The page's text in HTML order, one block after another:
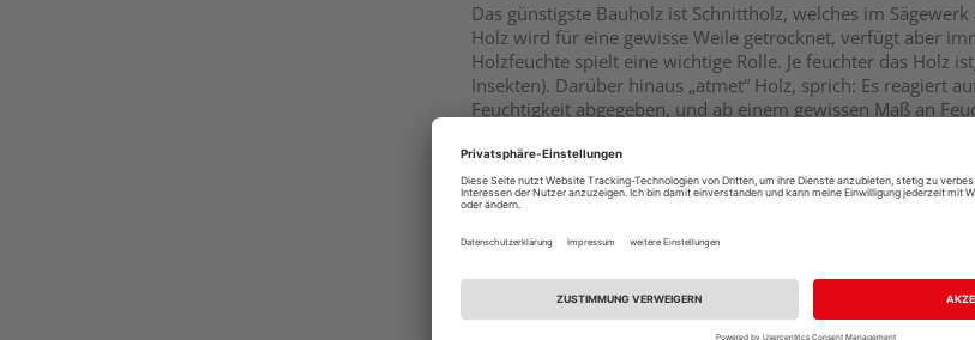
Das günstigste Bauholz ist Schnittholz, welches im
Holz wird für eine gewisse Weile getrocknet, verfügt aber
Holzfeuchte spielt eine wichtige Rolle. Je feuchter das Holz
Insekten). Darüber hinaus „atmet“ Holz, sprich: Es reagiert
Feuchtigkeit abgegeben, und ab einem gewissen Maß an
Resultat: Das Holz schwindet, eventuell verzieht es sich
Fugenbildung kann das Ergebnis sein. Aus diesem Grund
Umgebungsklima anzupassen, bevor man sie verarbeitet.
als draußen. Ergo ist im Innenbereich ein besser
exakter und präziser die Verarbeitung sein muss, desto
passende Holzfeuchte! Auf Konstruktionsseite ist es
des Holzes zu erlauben, zum Beispiel bei einerHolzfassade,
ihrer technischen Trocknung erfüllen die später
Maßhaltigkeit und Rissarmut.